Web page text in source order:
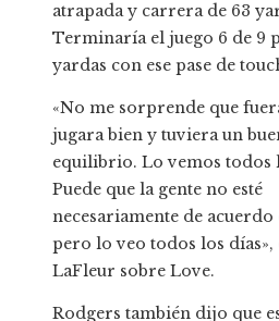
atrapada y carrera de 63
Terminaría el juego 6 de 9
yardas con ese pase de
«No me sorprende que
jugara bien y tuviera un
equilibrio. Lo vemos todos
Puede que la gente no esté
necesariamente de acuerdo
pero lo veo todos los
LaFleur sobre Love.
Rodgers también dijo que